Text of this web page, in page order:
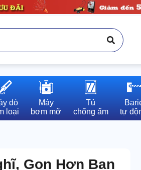
dò
loại
Máy
bơm mỡ
Tủ
chống ẩm
tự
Gọn Hơn Bạn